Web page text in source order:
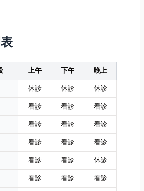
上午 下午
晚上
休診 休診
休診
看診 看診
看診
看診 看診
看診
看診 看診
看診
看診 看診
休診
看診 看診
看診